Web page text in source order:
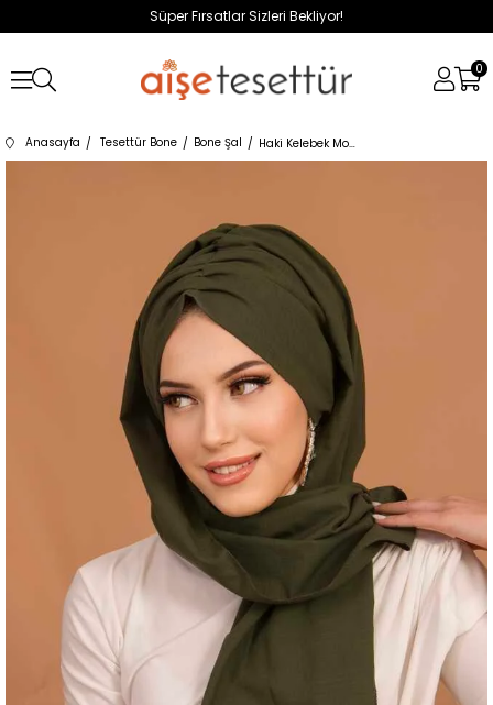
Süper Fırsatlar Sizleri Bekliyor!
0
Anasayfa Tesettür Bone Bone Şal Haki Kelebek Model Büzgülü Bone Şal